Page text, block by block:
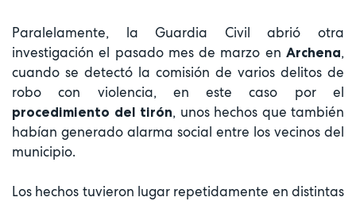
Paralelamente, la Guardia Civil abrió otra
investigación el pasado mes de marzo en Archena,
cuando se detectó la comisión de varios delitos de
robo con violencia, en este caso por el
procedimiento del tirón, unos hechos que también
habían generado alarma social entre los vecinos del
municipio.
Los hechos tuvieron lugar repetidamente en distintas